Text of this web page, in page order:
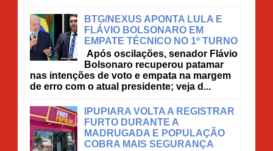
BTG/NEXUS APONTA LULA E
FLÁVIO BOLSONARO EM
EMPATE TÉCNICO NO 1º TURNO
Após oscilações, senador Flávio
Bolsonaro recuperou patamar
nas intenções de voto e empata na margem
de erro com o atual presidente; veja d...
IPUPIARA VOLTA A REGISTRAR
FURTO DURANTE A
MADRUGADA E POPULAÇÃO
COBRA MAIS SEGURANÇA